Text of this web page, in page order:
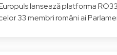
Brașov
lansează platforma
33 membri români ai